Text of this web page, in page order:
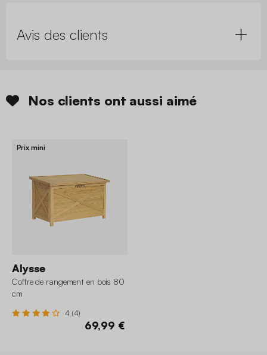
Avis des clients
Nos clients ont aussi aimé
Prix mini
Alysse
Coffre de rangement en bois 80
cm
4 (4)
69,99 €